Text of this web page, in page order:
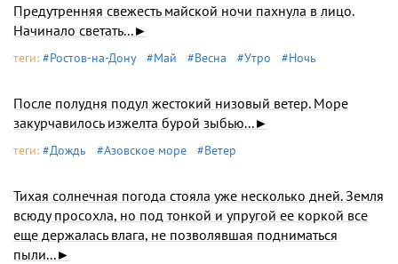
Предутренняя свежесть майской ночи пахнула в лицо.
Начинало светать...►
теги: #Ростов-на-Дону #Май #Весна #Утро #Ночь
После полудня подул жестокий низовый ветер. Море
закурчавилось изжелта бурой зыбью...►
теги: #Дождь #Азовское море #Ветер
Тихая солнечная погода стояла уже несколько дней. Земля
всюду просохла, но под тонкой и упругой ее коркой все
еще держалась влага, не позволявшая подниматься
пыли...►